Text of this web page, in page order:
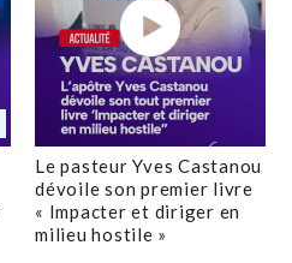
Le pasteur Yves Castanou
dévoile son premier livre
« Impacter et diriger en
milieu hostile »